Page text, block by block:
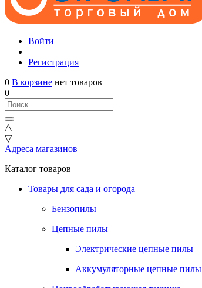
Войти
|
Регистрация
0 В корзине нет товаров
0
△
▽
Адреса магазинов
Каталог товаров
Товары для сада и огорода
Бензопилы
Цепные пилы
Электрические цепные пилы
Аккумуляторные цепные пилы